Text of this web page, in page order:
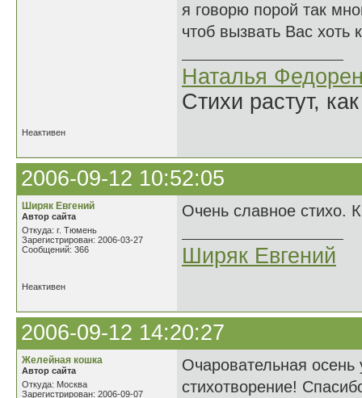
я говорю порой так
чтоб вызвать Вас хоть
Наталья
Стихи растут,
Неактивен
2006-09-12 10:52:05
Ширяк Евгений
Автор сайта
Откуда: г. Тюмень
Зарегистрирован: 2006-03-27
Сообщений: 366
Очень славное стихо.
Ширяк Евгений
Неактивен
2006-09-12 14:20:27
Желейная кошка
Автор сайта
Откуда: Москва
Зарегистрирован: 2006-09-07
Очаровательная
стихотворение!